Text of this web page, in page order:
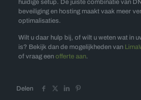
huidige setup. De juiste combinatie van
beveiliging en hosting maakt vaak meer
optimalisaties.
Wilt u daar hulp bij, of wilt u weten wat in
is? Bekijk dan de mogelijkheden van
of vraag een offerte aan.
Delen